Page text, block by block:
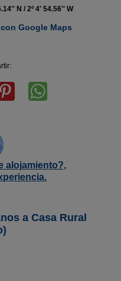
N / 2º 4' 54.56'' W
Google Maps
alojamiento?,
a Casa Rural